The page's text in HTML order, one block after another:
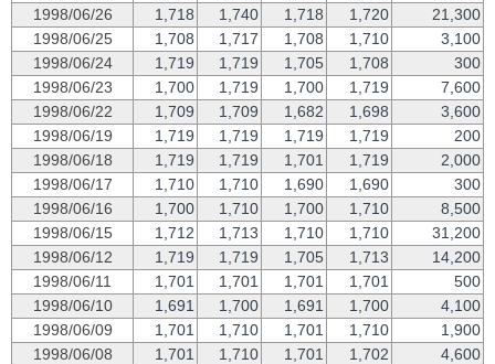
1998/06/26
1,718 1,740 1,718 1,720
21,300
1998/06/25
1,708 1,717 1,708 1,710
3,100
1998/06/24
1,719 1,719 1,705 1,708
300
1998/06/23
1,700 1,719 1,700 1,719
7,600
1998/06/22
1,709 1,709 1,682 1,698
3,600
1998/06/19
1,719 1,719 1,719 1,719
200
1998/06/18
1,719 1,719 1,701 1,719
2,000
1998/06/17
1,710 1,710 1,690 1,690
300
1998/06/16
1,700 1,710 1,700 1,710
8,500
1998/06/15
1,712 1,713 1,710 1,710
31,200
1998/06/12
1,719 1,719 1,705 1,713
14,200
1998/06/11
1,701 1,701 1,701 1,701
500
1998/06/10
1,691 1,700 1,691 1,700
4,100
1998/06/09
1,701 1,710 1,701 1,710
1,900
1998/06/08
1,701 1,710 1,701 1,702
4,600